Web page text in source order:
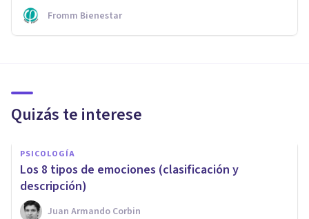
Fromm Bienestar
Quizás te interese
PSICOLOGÍA
Los 8 tipos de emociones (clasificación y
descripción)
Juan Armando Corbin